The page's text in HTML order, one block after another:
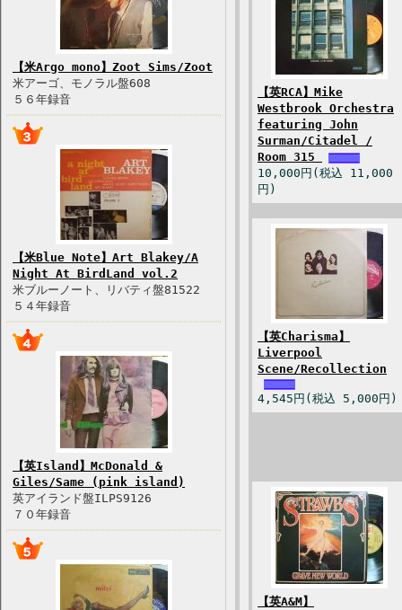
【米Argo mono】Zoot Sims/Zoot
米アーゴ、モノラル盤608
５６年録音
【米Blue Note】Art Blakey/A
Night At BirdLand vol.2
米ブルーノート、リバティ盤81522
５４年録音
【英Island】McDonald &
Giles/Same (pink island)
英アイランド盤ILPS9126
７０年録音
【英RCA】Mike
Westbrook Orchestra
featuring John
Surman/Citadel /
Room 315
10,000円(税込 11,000
円)
【英Charisma】
Liverpool
Scene/Recollection
4,545円(税込 5,000円)
【英A&M】